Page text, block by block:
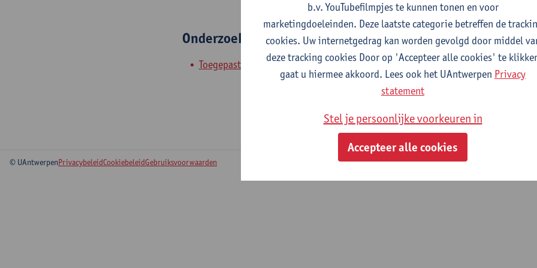
Onderzoeksgroep
Toegepaste Elektrochemie & Katalyse (ELCAT)
© UAntwerpenPrivacybeleidCookiebeleidGebruiksvoorwaarden
b.v. YouTubefilmpjes te kunnen tonen en voor
marketingdoeleinden. Deze laatste categorie betreffen de
cookies. Uw internetgedrag kan worden gevolgd door middel
deze tracking cookies Door op 'Accepteer alle cookies' te
gaat u hiermee akkoord. Lees ook het UAntwerpen Privacy
statement
Stel je persoonlijke voorkeuren in
Accepteer alle cookies